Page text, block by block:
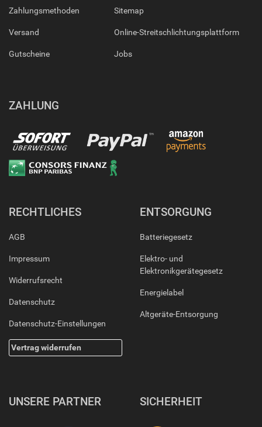
Zahlungsmethoden
Versand
Gutscheine
Sitemap
Online-Streitschlichtungsplattform
Jobs
ZAHLUNG
RECHTLICHES
AGB
Impressum
Widerrufsrecht
Datenschutz
Datenschutz-Einstellungen
Vertrag widerrufen
ENTSORGUNG
Batteriegesetz
Elektro- und
Elektronikgerätegesetz
Energielabel
Altgeräte-Entsorgung
UNSERE PARTNER SICHERHEIT